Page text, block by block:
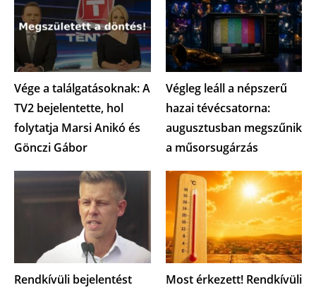
Vége a találgatásoknak: A
TV2 bejelentette, hol
folytatja Marsi Anikó és
Gönczi Gábor
Végleg leáll a népszerű
hazai tévécsatorna:
augusztusban megszűnik
a műsorsugárzás
Rendkívüli bejelentést
Most érkezett! Rendkívüli